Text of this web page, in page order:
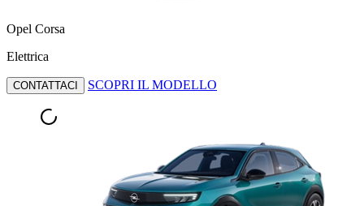
Opel Corsa
Elettrica
CONTATTACI SCOPRI IL MODELLO